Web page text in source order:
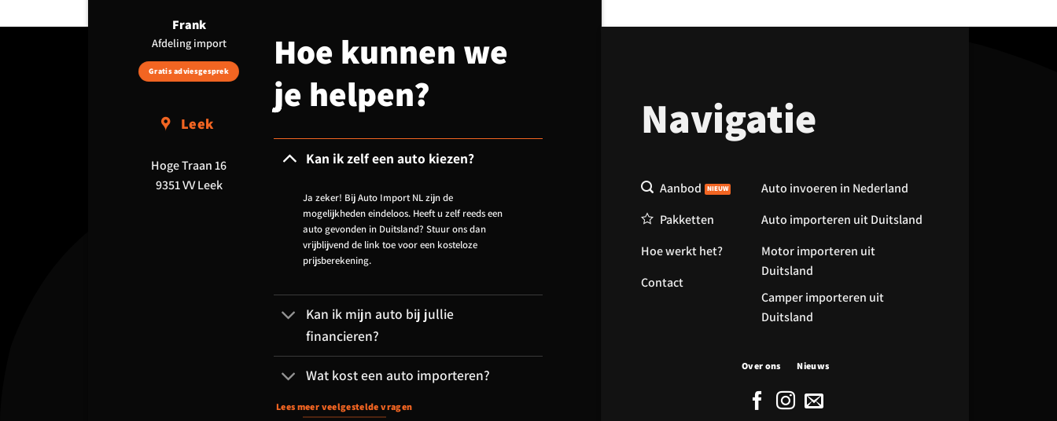
Frank
Afdeling import
Gratis adviesgesprek
Leek
Hoge Traan 16
9351 VV Leek
Hoe kunnen we
je helpen?
Kan ik zelf een auto kiezen?
Ja zeker! Bij Auto Import NL zijn de
mogelijkheden eindeloos. Heeft u zelf reeds een
auto gevonden in Duitsland? Stuur ons dan
vrijblijvend de link toe voor een kosteloze
prijsberekening.
Kan ik mijn auto bij jullie
financieren?
Wat kost een auto importeren?
Lees meer veelgestelde vragen
Navigatie
Aanbod
Pakketten
Hoe werkt het?
Contact
Auto invoeren in Nederland
Auto importeren uit Duitsland
Motor importeren uit
Duitsland
Camper importeren uit
Duitsland
Over ons Nieuws